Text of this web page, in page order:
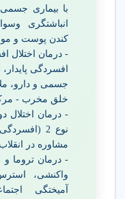
با بیماری
انباشتگری
کندن پوست و مو
- درمان اختلال
افسردگی
جسمی و دارو،
خلق مخرب -
نوع 2
مشاوره در انقلاب
- درمان تروما
واکنشی،
آمیختگی